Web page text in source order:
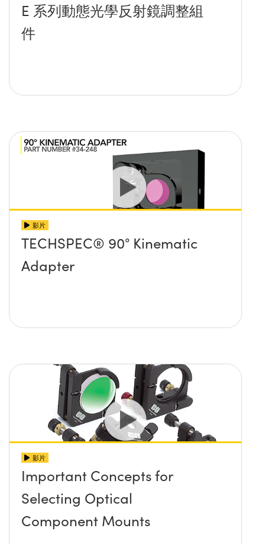
E 系列動態光學反射鏡調整組
件
影片
TECHSPEC® 90° Kinematic
Adapter
影片
Important Concepts for
Selecting Optical
Component Mounts